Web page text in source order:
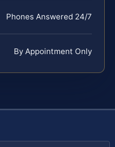
Phones Answered 24/7
By Appointment Only